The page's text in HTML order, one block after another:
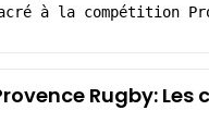
à la compétition
Rugby: